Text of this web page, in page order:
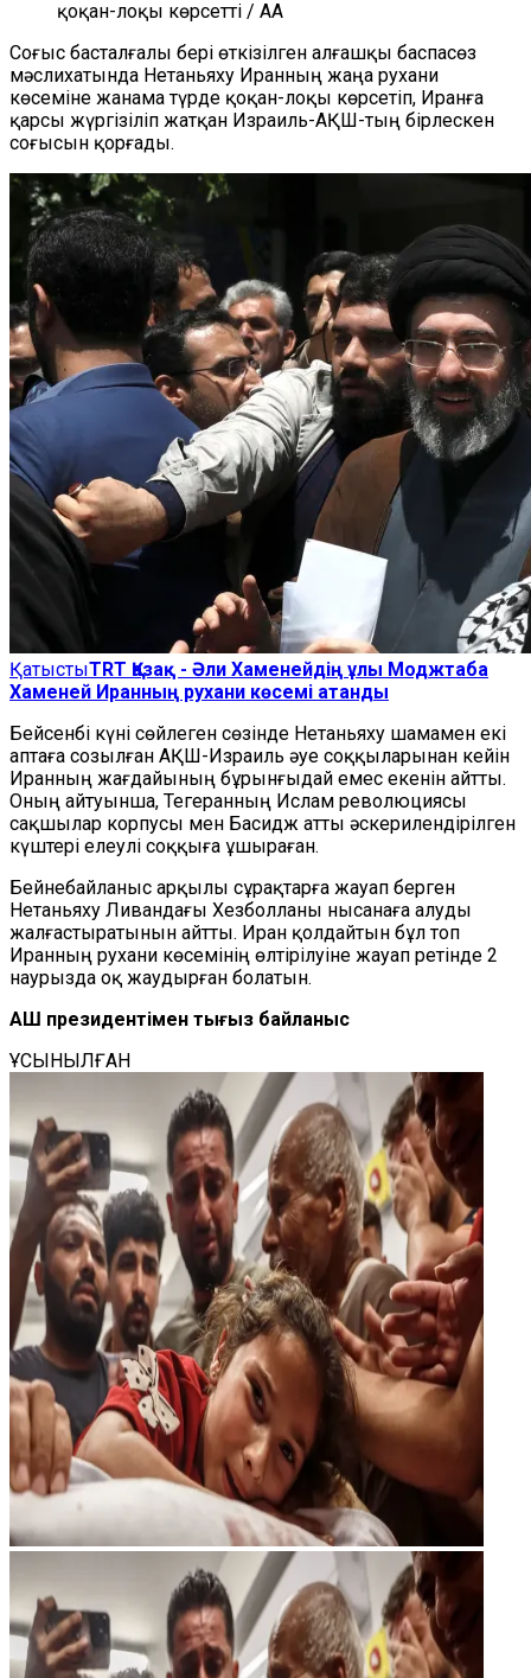
қоқан-лоқы көрсетті / AA
Соғыс басталғалы бері өткізілген алғашқы баспасөз
мәслихатында Нетаньяху Иранның жаңа рухани
көсеміне жанама түрде қоқан-лоқы көрсетіп, Иранға
қарсы жүргізіліп жатқан Израиль-АҚШ-тың бірлескен
соғысын қорғады.
ҚатыстыTRT Қазақ - Әли Хаменейдің ұлы Моджтаба
Хаменей Иранның рухани көсемі атанды
Бейсенбі күні сөйлеген сөзінде Нетаньяху шамамен екі
аптаға созылған АҚШ-Израиль әуе соққыларынан кейін
Иранның жағдайының бұрынғыдай емес екенін айтты.
Оның айтуынша, Тегеранның Ислам революциясы
сақшылар корпусы мен Басидж атты әскерилендірілген
күштері елеулі соққыға ұшыраған.
Бейнебайланыс арқылы сұрақтарға жауап берген
Нетаньяху Ливандағы Хезболланы нысанаға алуды
жалғастыратынын айтты. Иран қолдайтын бұл топ
Иранның рухани көсемінің өлтірілуіне жауап ретінде 2
наурызда оқ жаудырған болатын.
АҚШ президентімен тығыз байланыс
ҰСЫНЫЛҒАН